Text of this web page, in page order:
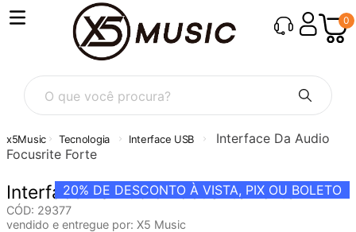
0
O que você procura?
Tecnologia Interface USB
Interface Da Audio
Focusrite Forte
20% DE DESCONTO À VISTA, PIX OU BOLETO
Interface Da Audio Focusrite Forte
CÓD: 29377
vendido e entregue por: X5 Music